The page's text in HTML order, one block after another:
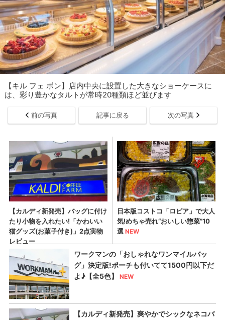
【キル フェ ボン】店内中央に設置した大きなショーケースに
は、彩り豊かなタルトが常時20種類ほど並びます
前の写真 記事に戻る 次の写真